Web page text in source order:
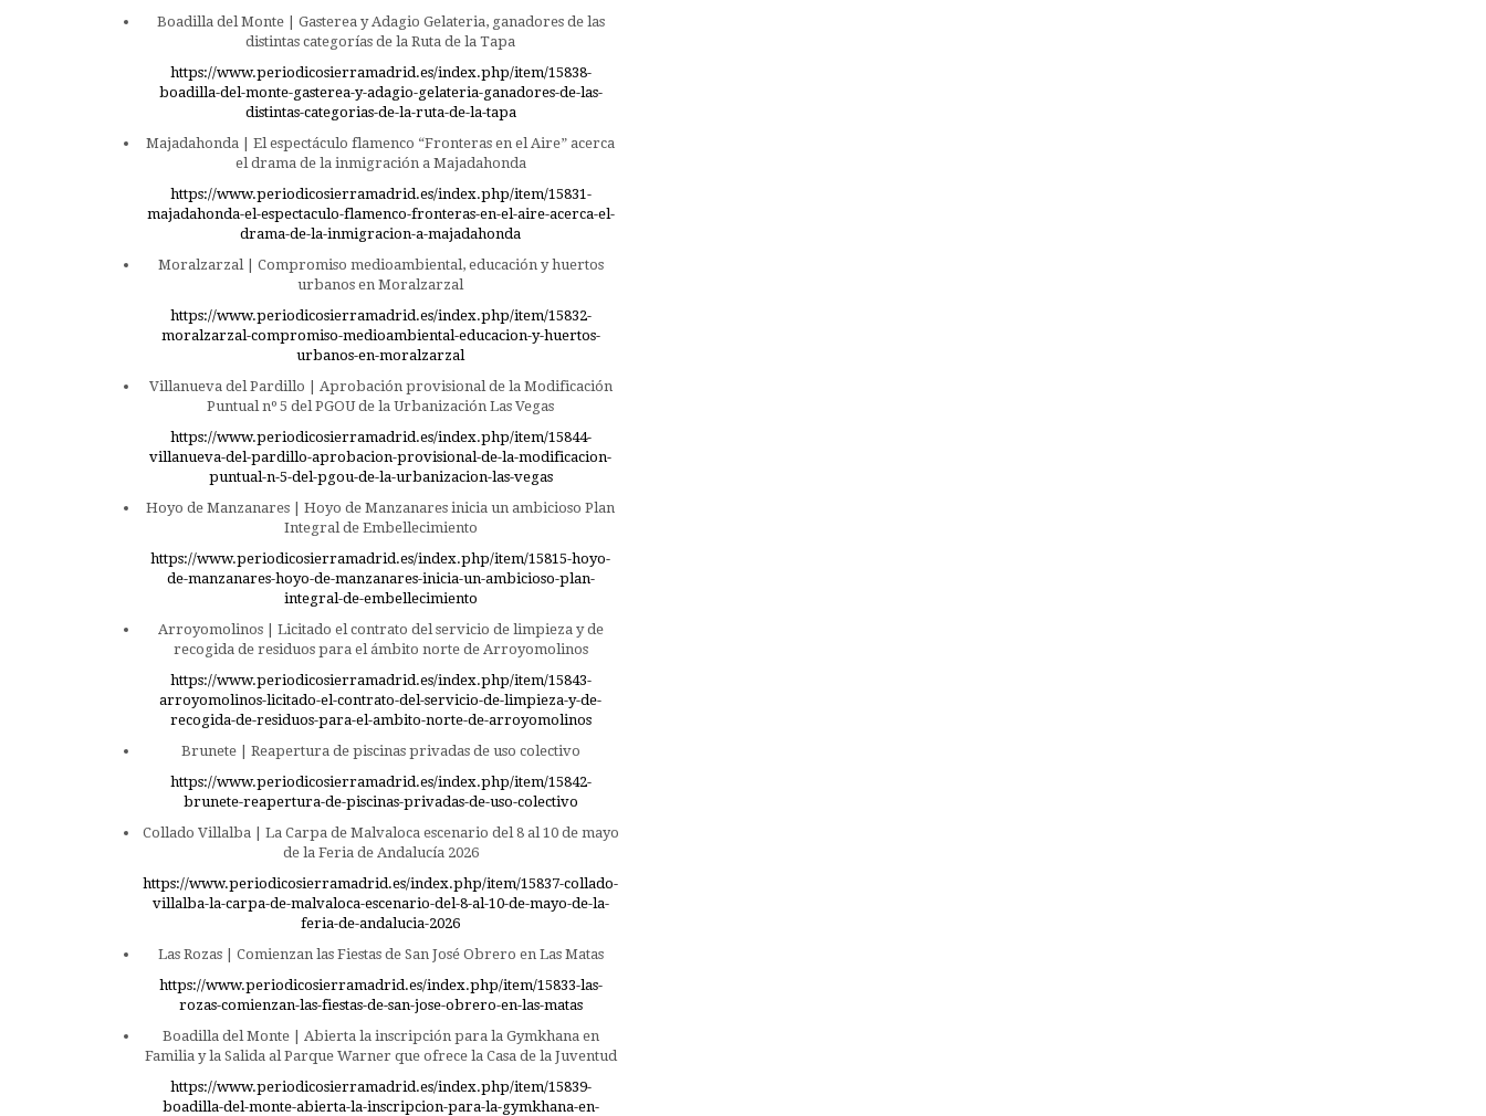
Boadilla del Monte | Gasterea y Adagio Gelateria, ganadores de las
distintas categorías de la Ruta de la Tapa
https://www.periodicosierramadrid.es/index.php/item/15838-
boadilla-del-monte-gasterea-y-adagio-gelateria-ganadores-de-las-
distintas-categorias-de-la-ruta-de-la-tapa
Majadahonda | El espectáculo flamenco “Fronteras en el Aire” acerca
el drama de la inmigración a Majadahonda
https://www.periodicosierramadrid.es/index.php/item/15831-
majadahonda-el-espectaculo-flamenco-fronteras-en-el-aire-acerca-el-
drama-de-la-inmigracion-a-majadahonda
Moralzarzal | Compromiso medioambiental, educación y huertos
urbanos en Moralzarzal
https://www.periodicosierramadrid.es/index.php/item/15832-
moralzarzal-compromiso-medioambiental-educacion-y-huertos-
urbanos-en-moralzarzal
Villanueva del Pardillo | Aprobación provisional de la Modificación
Puntual nº 5 del PGOU de la Urbanización Las Vegas
https://www.periodicosierramadrid.es/index.php/item/15844-
villanueva-del-pardillo-aprobacion-provisional-de-la-modificacion-
puntual-n-5-del-pgou-de-la-urbanizacion-las-vegas
Hoyo de Manzanares | Hoyo de Manzanares inicia un ambicioso Plan
Integral de Embellecimiento
https://www.periodicosierramadrid.es/index.php/item/15815-hoyo-
de-manzanares-hoyo-de-manzanares-inicia-un-ambicioso-plan-
integral-de-embellecimiento
Arroyomolinos | Licitado el contrato del servicio de limpieza y de
recogida de residuos para el ámbito norte de Arroyomolinos
https://www.periodicosierramadrid.es/index.php/item/15843-
arroyomolinos-licitado-el-contrato-del-servicio-de-limpieza-y-de-
recogida-de-residuos-para-el-ambito-norte-de-arroyomolinos
Brunete | Reapertura de piscinas privadas de uso colectivo
https://www.periodicosierramadrid.es/index.php/item/15842-
brunete-reapertura-de-piscinas-privadas-de-uso-colectivo
Collado Villalba | La Carpa de Malvaloca escenario del 8 al 10 de mayo
de la Feria de Andalucía 2026
https://www.periodicosierramadrid.es/index.php/item/15837-collado-
villalba-la-carpa-de-malvaloca-escenario-del-8-al-10-de-mayo-de-la-
feria-de-andalucia-2026
Las Rozas | Comienzan las Fiestas de San José Obrero en Las Matas
https://www.periodicosierramadrid.es/index.php/item/15833-las-
rozas-comienzan-las-fiestas-de-san-jose-obrero-en-las-matas
Boadilla del Monte | Abierta la inscripción para la Gymkhana en
Familia y la Salida al Parque Warner que ofrece la Casa de la Juventud
https://www.periodicosierramadrid.es/index.php/item/15839-
boadilla-del-monte-abierta-la-inscripcion-para-la-gymkhana-en-